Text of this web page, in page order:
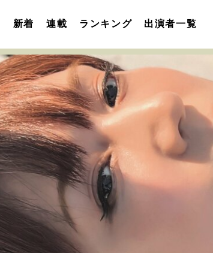
新着 連載 ランキング 出演者一覧
運命を変えた出会い 決断の裏側 挫折から
表現者の葛藤
人生が動いた日
セカンドキャリアの描き方